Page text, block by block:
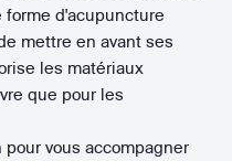
d'acupuncture
mettre en avant ses
les matériaux
que pour les
vous accompagner